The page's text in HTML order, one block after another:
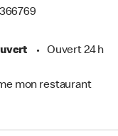
• Ouvert 24 h
mon restaurant